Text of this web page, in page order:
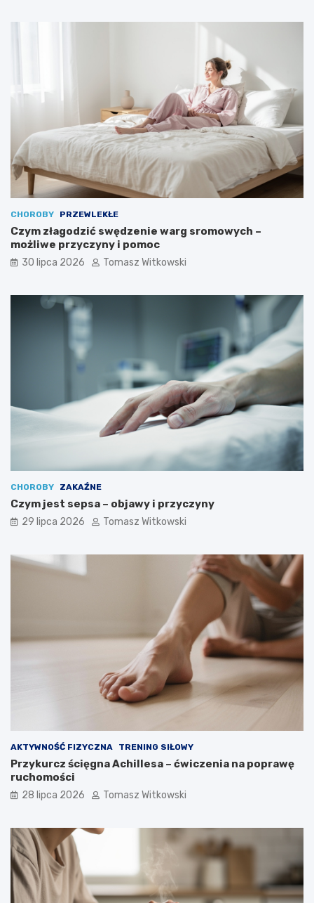
CHOROBY PRZEWLEKŁE
Czym złagodzić swędzenie warg sromowych –
możliwe przyczyny i pomoc
30 lipca 2026 Tomasz Witkowski
CHOROBY ZAKAŹNE
Czym jest sepsa – objawy i przyczyny
29 lipca 2026 Tomasz Witkowski
AKTYWNOŚĆ FIZYCZNA TRENING SIŁOWY
Przykurcz ścięgna Achillesa – ćwiczenia na poprawę
ruchomości
28 lipca 2026 Tomasz Witkowski